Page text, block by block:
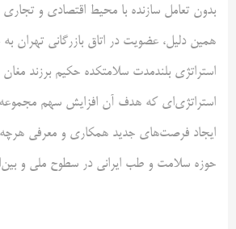
بدون تعامل سازنده با محیط اقتصادی و تجاری
همین دلیل، عضویت در اتاق بازرگانی تهران
استراتژی بلندمدت سلامتکده حکیم برزند
استراتژی‌ای که هدف آن افزایش سهم مجموعه
ایجاد فرصت‌های جدید همکاری و معرفی
حوزه سلامت و طب ایرانی در سطوح ملی و